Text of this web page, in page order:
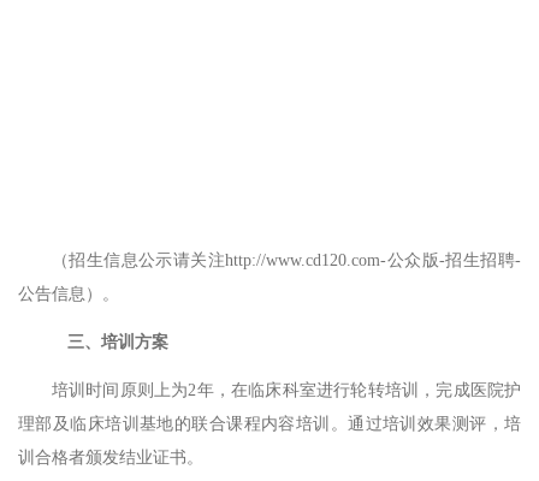
（招生信息公示请关注http://www.cd120.com-公众版-招生招聘-
公告信息）。
三、培训方案
培训时间原则上为2年，在临床科室进行轮转培训，完成医院护
理部及临床培训基地的联合课程内容培训。通过培训效果测评，培
训合格者颁发结业证书。